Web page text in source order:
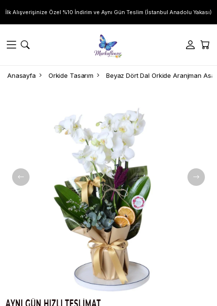
İlk Alışverişinize Özel %10 İndirim ve Aynı Gün Teslim (İstanbul Anadolu Yakası)
Anasayfa Orkide Tasarım Beyaz Dört Dal Orkide Aranjman